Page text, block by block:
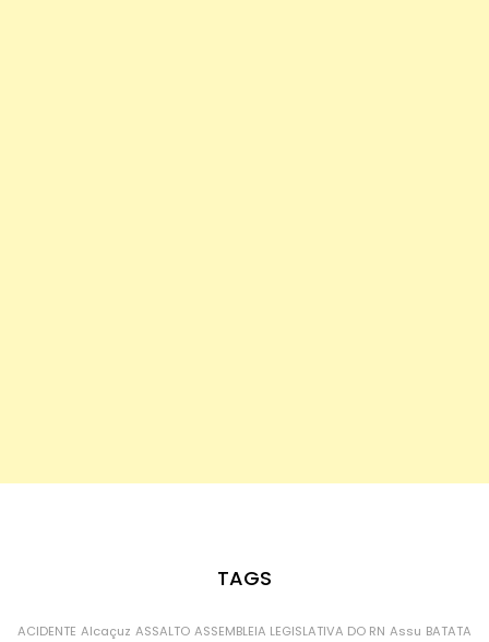
TAGS
ACIDENTE Alcaçuz ASSALTO ASSEMBLEIA LEGISLATIVA DO RN Assu BATATA